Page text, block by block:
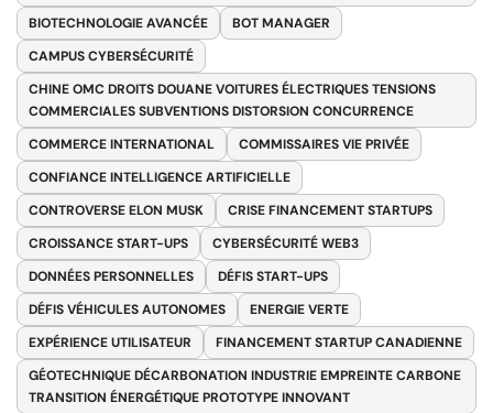
BIOTECHNOLOGIE AVANCÉE
BOT MANAGER
CAMPUS CYBERSÉCURITÉ
CHINE OMC DROITS DOUANE VOITURES ÉLECTRIQUES TENSIONS
COMMERCIALES SUBVENTIONS DISTORSION CONCURRENCE
COMMERCE INTERNATIONAL
COMMISSAIRES VIE PRIVÉE
CONFIANCE INTELLIGENCE ARTIFICIELLE
CONTROVERSE ELON MUSK
CRISE FINANCEMENT STARTUPS
CROISSANCE START-UPS
CYBERSÉCURITÉ WEB3
DONNÉES PERSONNELLES
DÉFIS START-UPS
DÉFIS VÉHICULES AUTONOMES
ENERGIE VERTE
EXPÉRIENCE UTILISATEUR
FINANCEMENT STARTUP CANADIENNE
GÉOTECHNIQUE DÉCARBONATION INDUSTRIE EMPREINTE CARBONE
TRANSITION ÉNERGÉTIQUE PROTOTYPE INNOVANT